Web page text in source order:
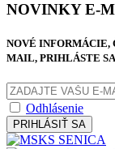
NOVINKY E-
NOVÉ INFORMÁCIE,
MAIL, PRIHLÁSTE
Odhlásenie
PRIHLÁSIŤ SA